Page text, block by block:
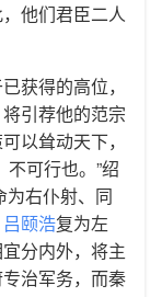
他们君臣二人
获得的高位，
引荐他的范宗
以耸动天下，
可行也。”绍
为右仆射、同
吕颐浩复为左
分内外，将主
治军务，而秦